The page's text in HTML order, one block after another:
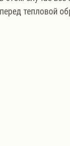
тепловой